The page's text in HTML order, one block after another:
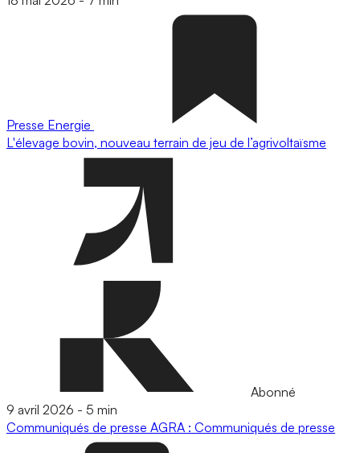
Presse Energie
L'élevage bovin, nouveau terrain de jeu de l’agrivoltaïsme
Abonné
9 avril 2026 - 5 min
Communiqués de presse AGRA : Communiqués de presse